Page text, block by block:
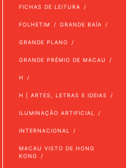
FICHAS DE LEITURA
FOLHETIM GRANDE BAÍA
GRANDE PLANO
GRANDE PRÉMIO DE MACAU
H
H | ARTES, LETRAS E IDEIAS
ILUMINAÇÃO ARTIFICIAL
INTERNACIONAL
MACAU VISTO DE HONG
KONG